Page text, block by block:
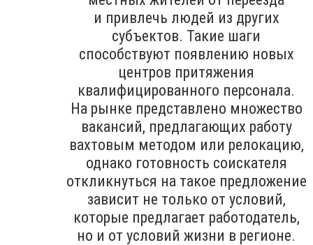
и привлечь людей из других
субъектов. Такие шаги
способствуют появлению новых
центров притяжения
квалифицированного персонала.
На рынке представлено множество
вакансий, предлагающих работу
вахтовым методом или релокацию,
однако готовность соискателя
откликнуться на такое предложение
зависит не только от условий,
которые предлагает работодатель,
но и от условий жизни в регионе.